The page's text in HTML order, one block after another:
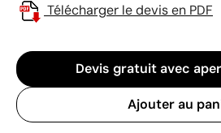
Télécharger le devis en PDF
Devis gratuit avec
Ajouter au